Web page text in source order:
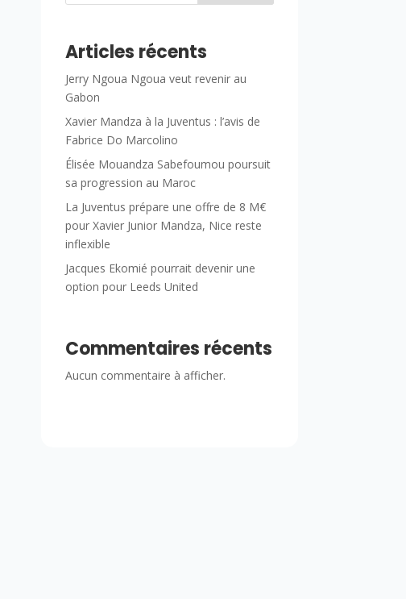
Articles récents
Jerry Ngoua Ngoua veut revenir au
Gabon
Xavier Mandza à la Juventus : l’avis de
Fabrice Do Marcolino
Élisée Mouandza Sabefoumou poursuit
sa progression au Maroc
La Juventus prépare une offre de 8 M€
pour Xavier Junior Mandza, Nice reste
inflexible
Jacques Ekomié pourrait devenir une
option pour Leeds United
Commentaires récents
Aucun commentaire à afficher.